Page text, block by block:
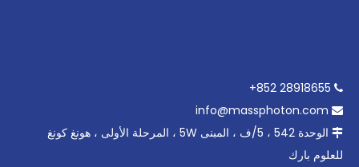



الوحدة 542 ، 5/ف ، المبنى 5W ، المرحلة الأولى ، هونغ كونغ
للعلوم بارك